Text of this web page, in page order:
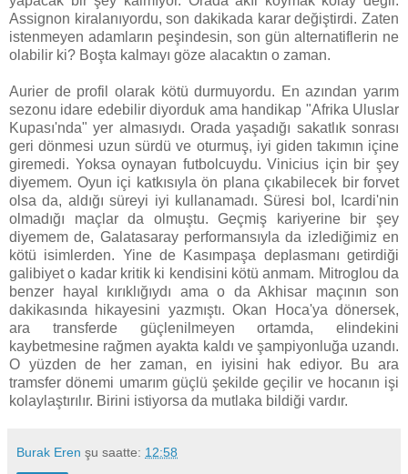
Assignon kiralanıyordu, son dakikada karar değiştirdi. Zaten
istenmeyen adamların peşindesin, son gün alternatiflerin ne
olabilir ki? Boşta kalmayı göze alacaktın o zaman.
Aurier de profil olarak kötü durmuyordu. En azından yarım
sezonu idare edebilir diyorduk ama handikap "Afrika Uluslar
Kupası'nda" yer almasıydı. Orada yaşadığı sakatlık sonrası
geri dönmesi uzun sürdü ve oturmuş, iyi giden takımın içine
giremedi. Yoksa oynayan futbolcuydu. Vinicius için bir şey
diyemem. Oyun içi katkısıyla ön plana çıkabilecek bir forvet
olsa da, aldığı süreyi iyi kullanamadı. Süresi bol, Icardi'nin
olmadığı maçlar da olmuştu. Geçmiş kariyerine bir şey
diyemem de, Galatasaray performansıyla da izlediğimiz en
kötü isimlerden. Yine de Kasımpaşa deplasmanı getirdiği
galibiyet o kadar kritik ki kendisini kötü anmam. Mitroglou da
benzer hayal kırıklığıydı ama o da Akhisar maçının son
dakikasında hikayesini yazmıştı. Okan Hoca'ya dönersek,
ara transferde güçlenilmeyen ortamda, elindekini
kaybetmesine rağmen ayakta kaldı ve şampiyonluğa uzandı.
O yüzden de her zaman, en iyisini hak ediyor. Bu ara
tramsfer dönemi umarım güçlü şekilde geçilir ve hocanın işi
kolaylaştırılır. Birini istiyorsa da mutlaka bildiği vardır.
Burak Eren şu saatte: 12:58